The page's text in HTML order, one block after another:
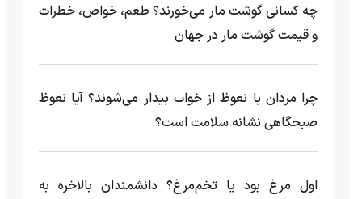
چه کسانی گوشت مار می‌خورند؟ طعم، خواص، خطرات
و قیمت گوشت مار در جهان
چرا مردان با نعوظ از خواب بیدار می‌شوند؟ آیا نعوظ
صبحگاهی نشانه سلامت است؟
اول مرغ بود یا تخم‌مرغ؟ دانشمندان بالاخره به